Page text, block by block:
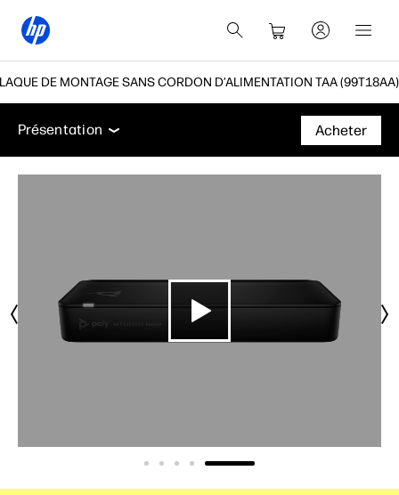
DE MONTAGE SANS CORDON D’ALIMENTATION TAA (99T18AA)
Présentation Caractéristiques
Assistance
Présentation
Présentation
Acheter